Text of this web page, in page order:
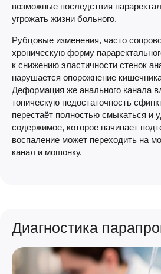
возможные последствия
угрожать жизни больного.
Рубцовые изменения, часто
хроническую форму
к снижению эластичности стенок
нарушается опорожнение
Деформация же анального канала
тоническую недостаточность
перестаёт полностью смыкаться и
содержимое, которое начинает
воспаление может переходить на
канал и мошонку.
Диагностика